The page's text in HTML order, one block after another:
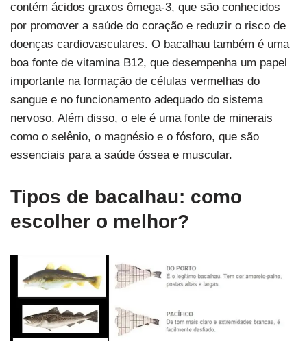
contém ácidos graxos ômega-3, que são conhecidos
por promover a saúde do coração e reduzir o risco de
doenças cardiovasculares. O bacalhau também é uma
boa fonte de vitamina B12, que desempenha um papel
importante na formação de células vermelhas do
sangue e no funcionamento adequado do sistema
nervoso. Além disso, o ele é uma fonte de minerais
como o selênio, o magnésio e o fósforo, que são
essenciais para a saúde óssea e muscular.
Tipos de bacalhau: como
escolher o melhor?